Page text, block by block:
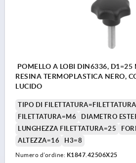
POMELLO A LOBI DIN6336,
RESINA TERMOPLASTICA NERO,
LUCIDO
TIPO DI
FILETTATURA=M6
DIAMETRO
LUNGHEZZA FILETTATURA=25
ALTEZZA=16
H3=8
Numero d’ordine: K1847.42506X25